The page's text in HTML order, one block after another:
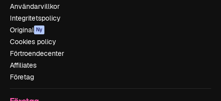
Användarvillkor
Integritetspolicy
Original Ny
Cookies policy
Förtroendecenter
Affiliates
Företag